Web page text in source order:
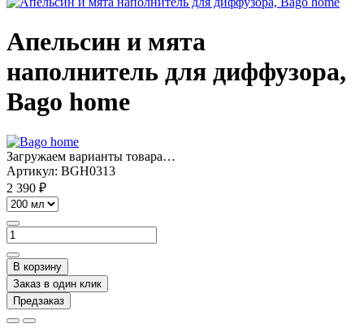
Апельсин и мята
наполнитель для диффузора,
Bago home
Загружаем варианты товара…
Артикул: BGH0313
2 390 ₽
В корзину
Заказ в один клик
Предзаказ